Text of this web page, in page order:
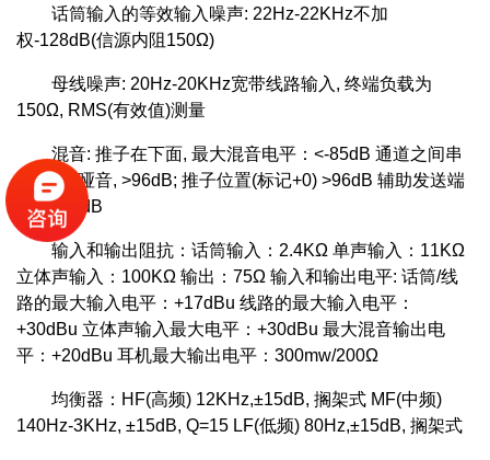
话筒输入的等效输入噪声: 22Hz-22KHz不加
权-128dB(信源内阻150Ω)
母线噪声: 20Hz-20KHz宽带线路输入, 终端负载为
150Ω, RMS(有效值)测量
混音: 推子在下面, 最大混音电平：<-85dB 通道之间串
音: 通道哑音, >96dB; 推子位置(标记+0) >96dB 辅助发送端
口：>86dB
输入和输出阻抗：话筒输入：2.4KΩ 单声输入：11KΩ
立体声输入：100KΩ 输出：75Ω 输入和输出电平: 话筒/线
路的最大输入电平：+17dBu 线路的最大输入电平：
+30dBu 立体声输入最大电平：+30dBu 最大混音输出电
平：+20dBu 耳机最大输出电平：300mw/200Ω
均衡器：HF(高频) 12KHz,±15dB, 搁架式 MF(中频)
140Hz-3KHz, ±15dB, Q=15 LF(低频) 80Hz,±15dB, 搁架式